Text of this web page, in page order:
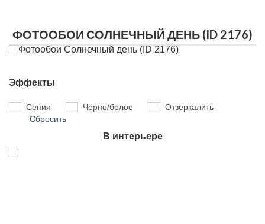
ФОТООБОИ СОЛНЕЧНЫЙ ДЕНЬ (ID 2176)
Эффекты
Сепия Черно/белое
Отзеркалить
Сбросить
В интерьере